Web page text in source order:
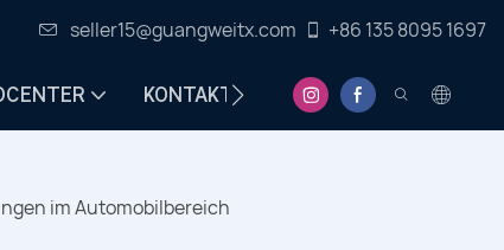
seller15@guangweitx.com +86 135 8095 1697
KONTAKT
im Automobilbereich